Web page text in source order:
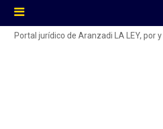
Portal jurídico de Aranzadi LA LEY, por